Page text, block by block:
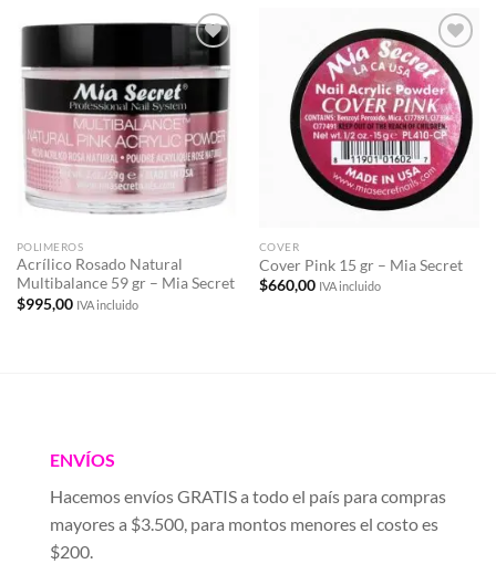
Añadir
a la
lista de
deseos
POLIMEROS
Acrílico Rosado Natural
Multibalance 59 gr – Mia Secret
$995,00 IVA incluido
Añadir
a la
lista de
deseos
COVER
Cover Pink 15 gr – Mia Secret
$660,00 IVA incluido
ENVÍOS
Hacemos envíos GRATIS a todo el país para compras
mayores a $3.500, para montos menores el costo es
$200.